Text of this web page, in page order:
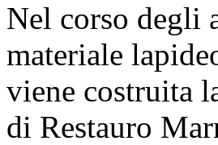
Nel corso degli
materiale
viene costruita
di Restauro